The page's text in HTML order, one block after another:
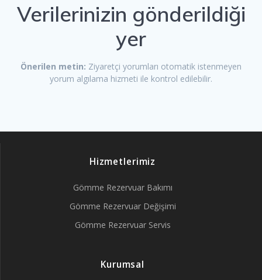
Verilerinizin gönderildiği
yer
Önerilen metin: Ziyaretçi yorumları otomatik istenmeyen
yorum algılama hizmeti ile kontrol edilebilir.
Hizmetlerimiz
Gömme Rezervuar Bakımı
Gömme Rezervuar Değişimi
Gömme Rezervuar Servis
Kurumsal